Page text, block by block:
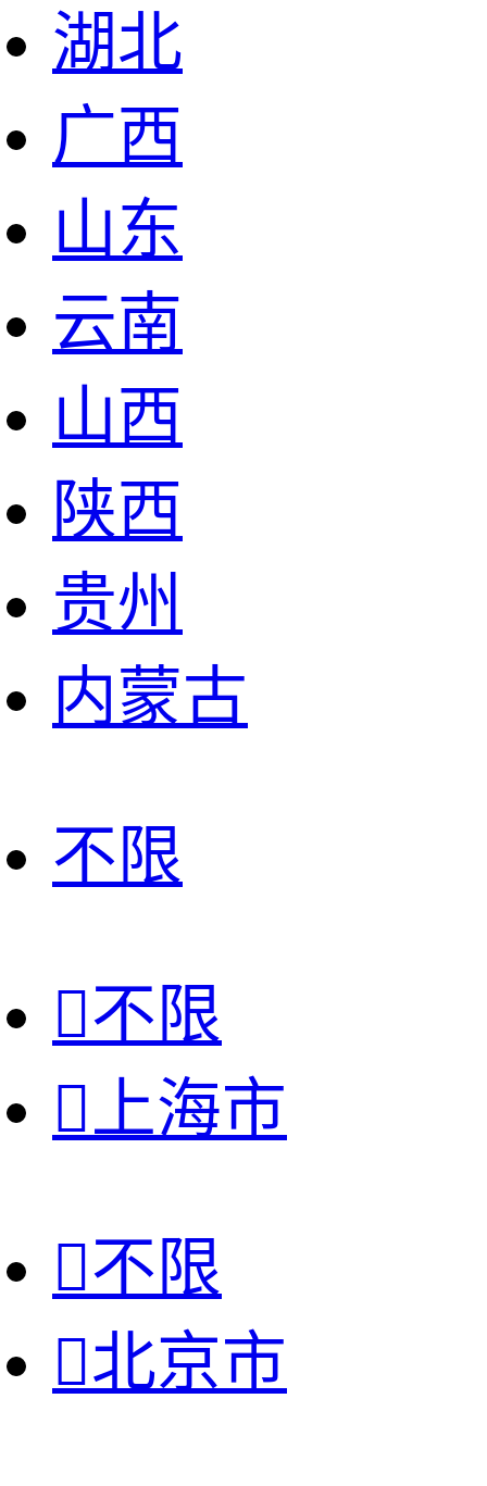
湖北
广西
山东
云南
山西
陕西
贵州
内蒙古
不限
不限
上海市
不限
北京市